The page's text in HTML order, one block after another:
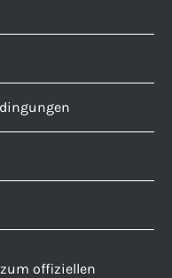
offiziellen